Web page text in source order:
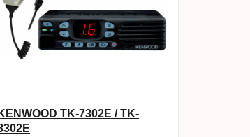
KENWOOD TK-7302E / TK-